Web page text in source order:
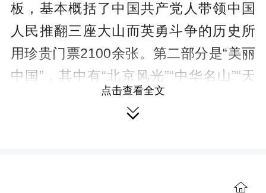
板，基本概括了中国共产党人带领中国
人民推翻三座大山而英勇斗争的历史所
用珍贵门票2100余张。第二部分是“美丽
中国”，其中有“北京风光”“中华名山”“天
下苏杭”“神州大地”等15个系列共50块展
板，贴用门票约2300张。一张门票就是
点击查看全文
